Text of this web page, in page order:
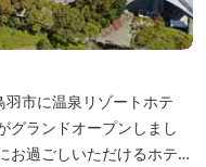
市に温泉リゾートホテ
ランドオープンしまし
お過ごしいただけるホテル